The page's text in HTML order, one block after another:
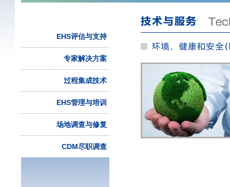
EHS评估与支持
专家解决方案
过程集成技术
EHS管理与培训
场地调查与修复
CDM尽职调查